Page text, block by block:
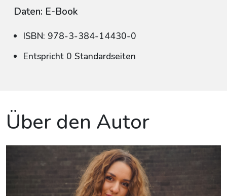
Daten: E-Book
ISBN: 978-3-384-14430-0
Entspricht 0 Standardseiten
Über den Autor